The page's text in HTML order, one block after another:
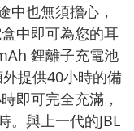
中也無須擔心，
中即可為您的耳
鋰離子充電池
提供40小時的備
即可完全充滿，
。與上一代的JBL